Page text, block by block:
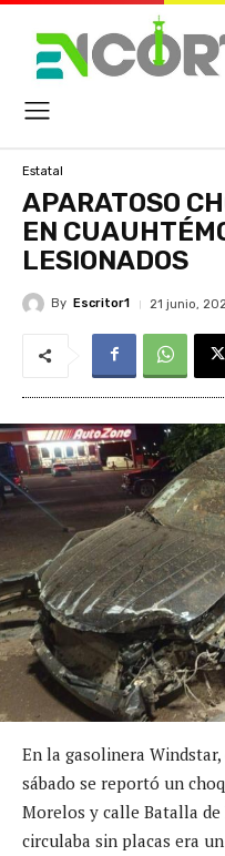
Estatal
APARATOSO
EN
LESIONADOS
By Escritor1 21 junio,
En la gasolinera
sábado se reportó un
Morelos y calle Batalla
circulaba sin placas era